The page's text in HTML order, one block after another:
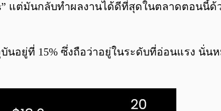
แต่มันกลับทำผลงานได้ดีที่สุดในตลาดตอนนี้ด้
นอยู่ที่ 15% ซึ่งถือว่าอยู่ในระดับที่อ่อนแรง นั่นห